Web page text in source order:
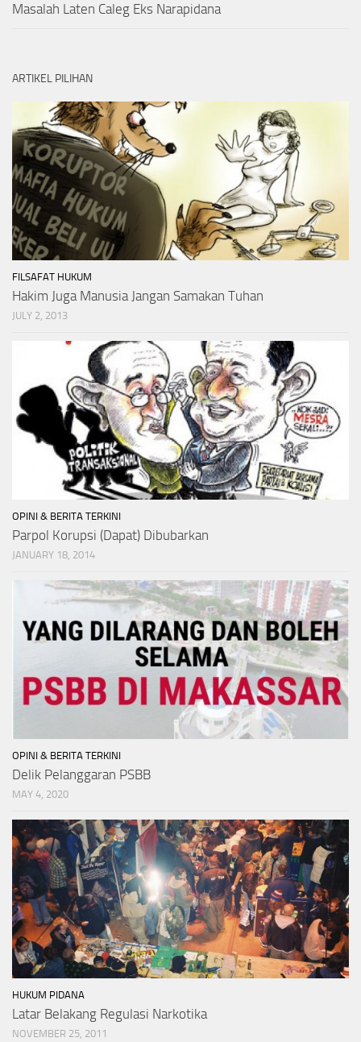
Masalah Laten Caleg Eks Narapidana
ARTIKEL PILIHAN
FILSAFAT HUKUM
Hakim Juga Manusia Jangan Samakan Tuhan
JULY 2, 2013
OPINI & BERITA TERKINI
Parpol Korupsi (Dapat) Dibubarkan
JANUARY 18, 2014
OPINI & BERITA TERKINI
Delik Pelanggaran PSBB
MAY 4, 2020
HUKUM PIDANA
Latar Belakang Regulasi Narkotika
NOVEMBER 25, 2011